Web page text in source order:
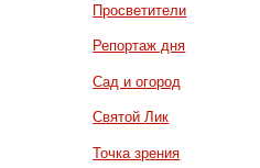
Просветители
Репортаж дня
Сад и огород
Святой Лик
Точка зрения